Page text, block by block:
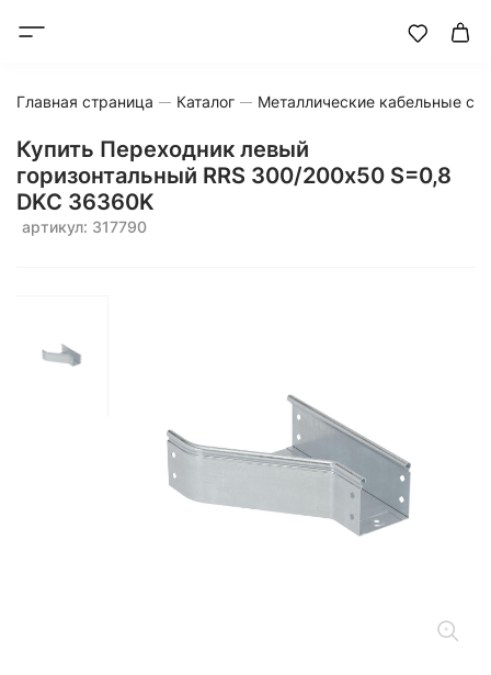
Главная страница Каталог Металлические кабельные
Купить Переходник левый
горизонтальный RRS 300/200х50 S=0,8
DKC 36360K
артикул: 317790